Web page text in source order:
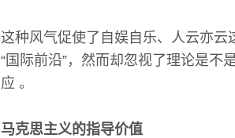
这种风气促使了自娱自乐、人云亦
“国际前沿”，然而却忽视了理论是不
应 。
马克思主义的指导价值